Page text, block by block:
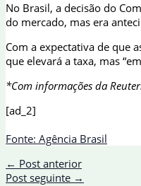
No Brasil, a decisão do
do mercado, mas era
Com a expectativa de que
que elevará a taxa, mas
*Com informações da
[ad_2]
Fonte: Agência Brasil
← Post anterior
Post seguinte →